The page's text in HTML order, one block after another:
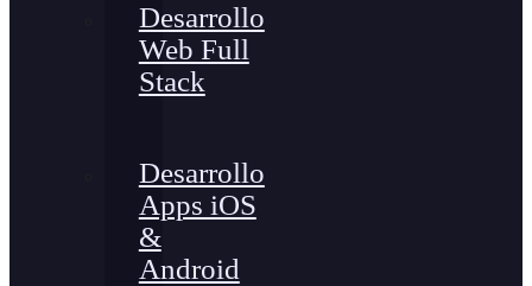
Desarrollo
Web Full
Stack
Desarrollo
Apps iOS
&
Android